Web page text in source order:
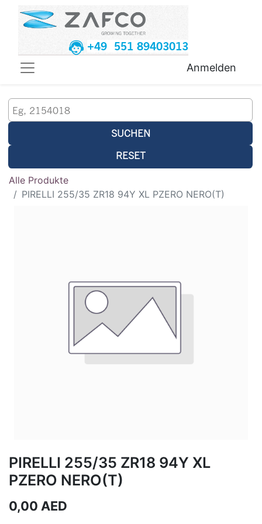
+49 551 89403013
Anmelden
SUCHEN
RESET
Alle Produkte
PIRELLI 255/35 ZR18 94Y XL PZERO NERO(T)
PIRELLI 255/35 ZR18 94Y XL
PZERO NERO(T)
0,00 AED